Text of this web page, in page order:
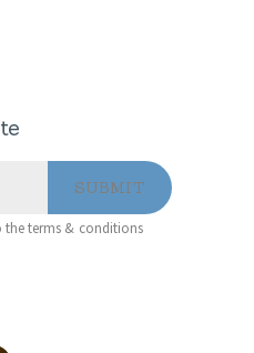
the terms & conditions